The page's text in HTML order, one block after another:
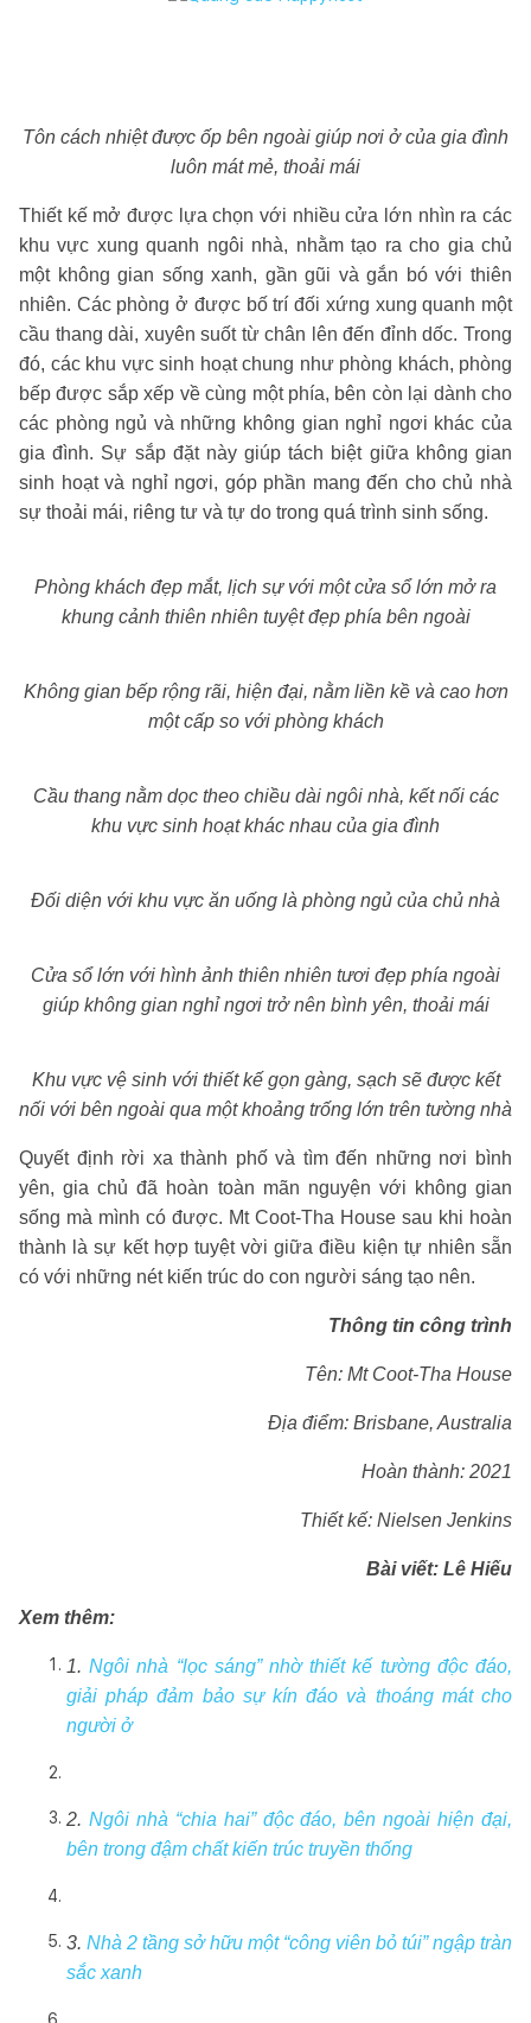
Tôn cách nhiệt được ốp bên ngoài giúp nơi ở của gia đình
luôn mát mẻ, thoải mái
Thiết kế mở được lựa chọn với nhiều cửa lớn nhìn ra các
khu vực xung quanh ngôi nhà, nhằm tạo ra cho gia chủ
một không gian sống xanh, gần gũi và gắn bó với thiên
nhiên. Các phòng ở được bố trí đối xứng xung quanh một
cầu thang dài, xuyên suốt từ chân lên đến đỉnh dốc. Trong
đó, các khu vực sinh hoạt chung như phòng khách, phòng
bếp được sắp xếp về cùng một phía, bên còn lại dành cho
các phòng ngủ và những không gian nghỉ ngơi khác của
gia đình. Sự sắp đặt này giúp tách biệt giữa không gian
sinh hoạt và nghỉ ngơi, góp phần mang đến cho chủ nhà
sự thoải mái, riêng tư và tự do trong quá trình sinh sống.
Phòng khách đẹp mắt, lịch sự với một cửa sổ lớn mở ra
khung cảnh thiên nhiên tuyệt đẹp phía bên ngoài
Không gian bếp rộng rãi, hiện đại, nằm liền kề và cao hơn
một cấp so với phòng khách
Cầu thang nằm dọc theo chiều dài ngôi nhà, kết nối các
khu vực sinh hoạt khác nhau của gia đình
Đối diện với khu vực ăn uống là phòng ngủ của chủ nhà
Cửa sổ lớn với hình ảnh thiên nhiên tươi đẹp phía ngoài
giúp không gian nghỉ ngơi trở nên bình yên, thoải mái
Khu vực vệ sinh với thiết kế gọn gàng, sạch sẽ được kết
nối với bên ngoài qua một khoảng trống lớn trên tường nhà
Quyết định rời xa thành phố và tìm đến những nơi bình
yên, gia chủ đã hoàn toàn mãn nguyện với không gian
sống mà mình có được. Mt Coot-Tha House sau khi hoàn
thành là sự kết hợp tuyệt vời giữa điều kiện tự nhiên sẵn
có với những nét kiến trúc do con người sáng tạo nên.
Thông tin công trình
Tên: Mt Coot-Tha House
Địa điểm: Brisbane, Australia
Hoàn thành: 2021
Thiết kế: Nielsen Jenkins
Bài viết: Lê Hiếu
Xem thêm:
1.Ngôi nhà “lọc sáng” nhờ thiết kế tường độc đáo,
giải pháp đảm bảo sự kín đáo và thoáng mát cho
người ở
2. Ngôi nhà “chia hai” độc đáo, bên ngoài hiện đại,
bên trong đậm chất kiến trúc truyền thống
3. Nhà 2 tầng sở hữu một “công viên bỏ túi” ngập tràn
sắc xanh